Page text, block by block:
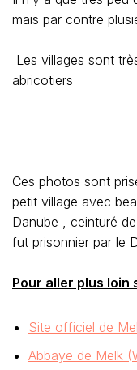
mais par contre
Les villages sont
abricotiers
Ces photos sont
petit village avec
Danube , ceinturé
fut prisonnier par le
Pour aller plus loin
Site officiel de
Abbaye de Melk